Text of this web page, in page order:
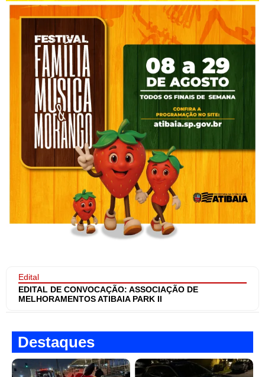
Edital
EDITAL DE CONVOCAÇÃO: ASSOCIAÇÃO DE
MELHORAMENTOS ATIBAIA PARK II
Destaques